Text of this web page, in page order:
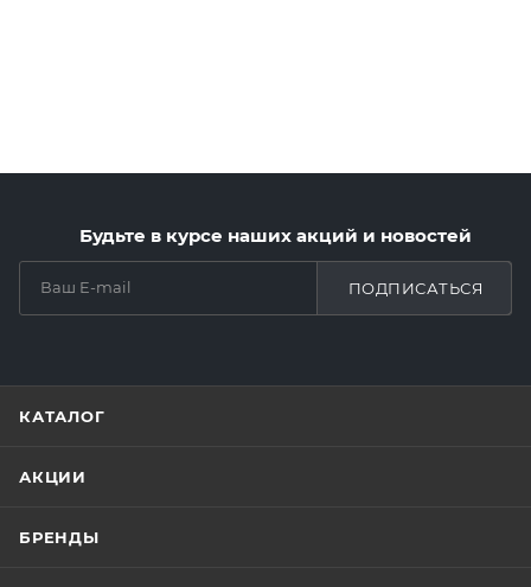
Будьте в курсе наших акций и новостей
ПОДПИСАТЬСЯ
КАТАЛОГ
АКЦИИ
БРЕНДЫ